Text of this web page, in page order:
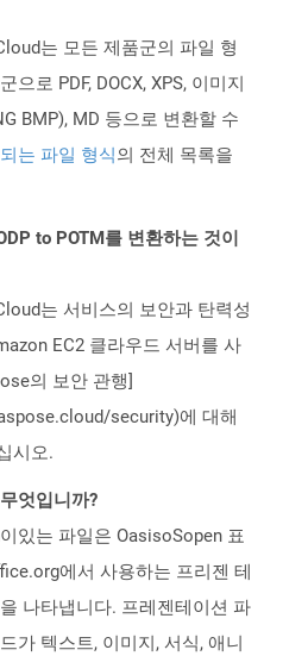
는 모든 제품군의 파일 형
으로 PDF, DOCX, XPS, 이미지
BMP), MD 등으로 변환할 수
는 파일 형식의 전체 목록을
to POTM를 변환하는 것이
는 서비스의 보안과 탄력성
EC2 클라우드 서버를 사
의 보안 관행]
security)에 대해
시오.
엇입니까?
있는 파일은 OasisoSopen 표
에서 사용하는 프리젠 테
나타냅니다. 프레젠테이션 파
가 텍스트, 이미지, 서식, 애니